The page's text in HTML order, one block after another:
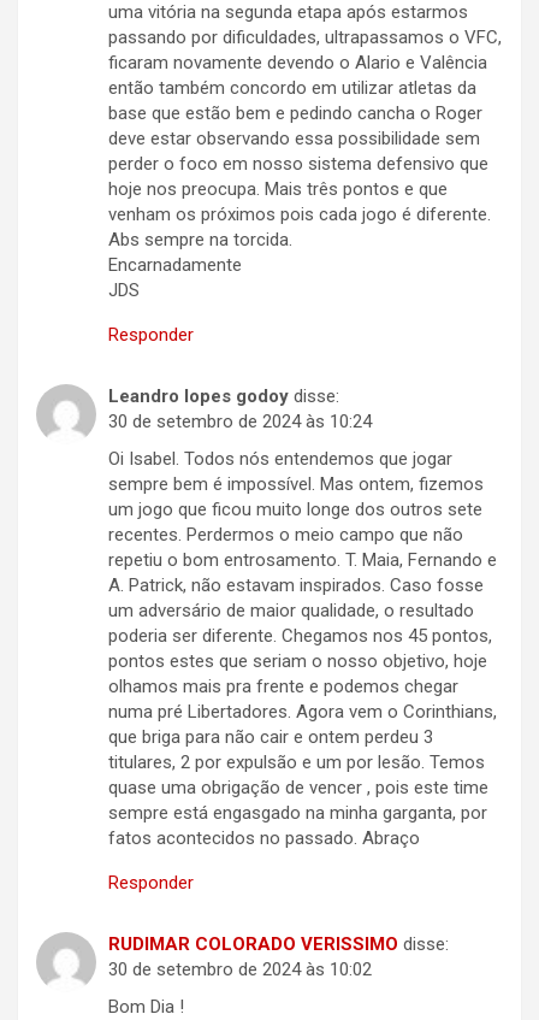
uma vitória na segunda etapa após estarmos
passando por dificuldades, ultrapassamos o VFC,
ficaram novamente devendo o Alario e Valência
então também concordo em utilizar atletas da
base que estão bem e pedindo cancha o Roger
deve estar observando essa possibilidade sem
perder o foco em nosso sistema defensivo que
hoje nos preocupa. Mais três pontos e que
venham os próximos pois cada jogo é diferente.
Abs sempre na torcida.
Encarnadamente
JDS
Responder
Leandro lopes godoy disse:
30 de setembro de 2024 às 10:24
Oi Isabel. Todos nós entendemos que jogar
sempre bem é impossível. Mas ontem, fizemos
um jogo que ficou muito longe dos outros sete
recentes. Perdermos o meio campo que não
repetiu o bom entrosamento. T. Maia, Fernando e
A. Patrick, não estavam inspirados. Caso fosse
um adversário de maior qualidade, o resultado
poderia ser diferente. Chegamos nos 45 pontos,
pontos estes que seriam o nosso objetivo, hoje
olhamos mais pra frente e podemos chegar
numa pré Libertadores. Agora vem o Corinthians,
que briga para não cair e ontem perdeu 3
titulares, 2 por expulsão e um por lesão. Temos
quase uma obrigação de vencer , pois este time
sempre está engasgado na minha garganta, por
fatos acontecidos no passado. Abraço
Responder
RUDIMAR COLORADO VERISSIMO disse:
30 de setembro de 2024 às 10:02
Bom Dia !